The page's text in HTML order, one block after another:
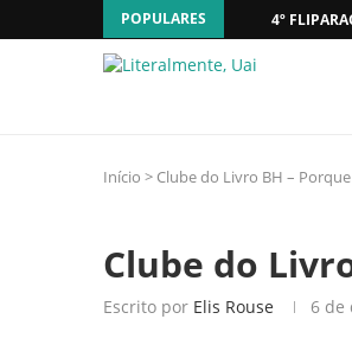
POPULARES 4º
Início > Clube do Livro BH –
Clube do
Escrito por Elis Rouse 6 de